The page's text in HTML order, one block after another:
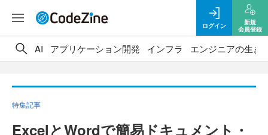
ログイン
新規
会員登録
AI アプリケーション開発 インフラ エンジニアの生き
特集記事
ExcelとWordで簡易ドキュメント・